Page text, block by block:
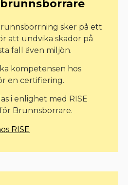
sker på ett
att undvika skador på
fall även miljön.
kompetensen hos
en certifiering.
i enlighet med RISE
Brunnsborrare.
RISE